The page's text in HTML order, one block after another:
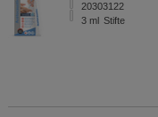
20303122
3 ml Stifte